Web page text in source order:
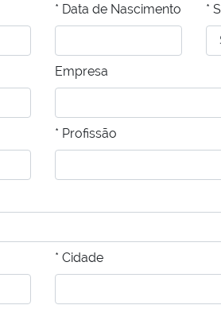
* Data de Nascimento *
Empresa
* Profissão
* Cidade